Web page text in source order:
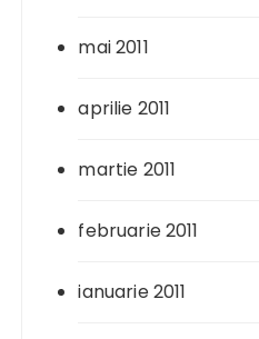
mai 2011
aprilie 2011
martie 2011
februarie 2011
ianuarie 2011